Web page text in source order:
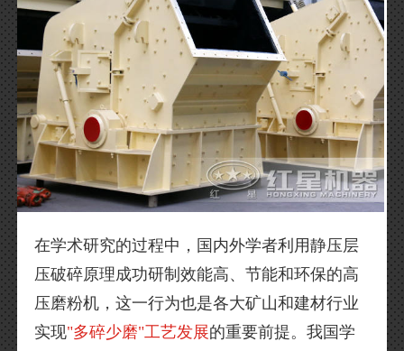
在学术研究的过程中，国内外学者利用静压层
压破碎原理成功研制效能高、节能和环保的高
压磨粉机，这一行为也是各大矿山和建材行业
实现"多碎少磨"工艺发展的重要前提。我国学